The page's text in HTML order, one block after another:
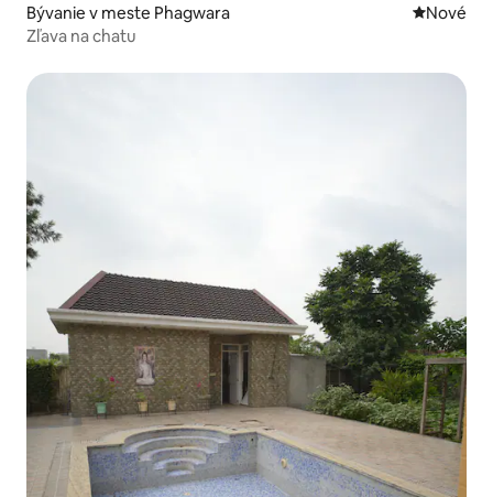
Bývanie v meste Phagwara Nové
Nové
Zľava na chatu